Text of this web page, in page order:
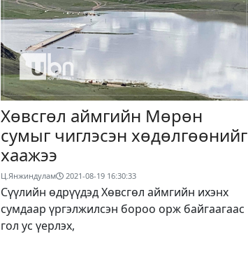
Хөвсгөл аймгийн Мөрөн
сумыг чиглэсэн хөдөлгөөнийг
хаажээ
Ц.Янжиндулам 2021-08-19 16:30:33
Сүүлийн өдрүүдэд Хөвсгөл аймгийн ихэнх
сумдаар үргэлжилсэн бороо орж байгаагаас
гол ус үерлэх,